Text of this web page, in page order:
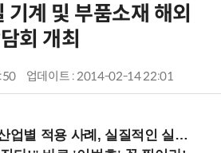
계 및 부품소재 해외
회 개최
업데이트 : 2014-02-14 22:01
례, 실질적인 실행 전략을 공유 (9/18 양재역)